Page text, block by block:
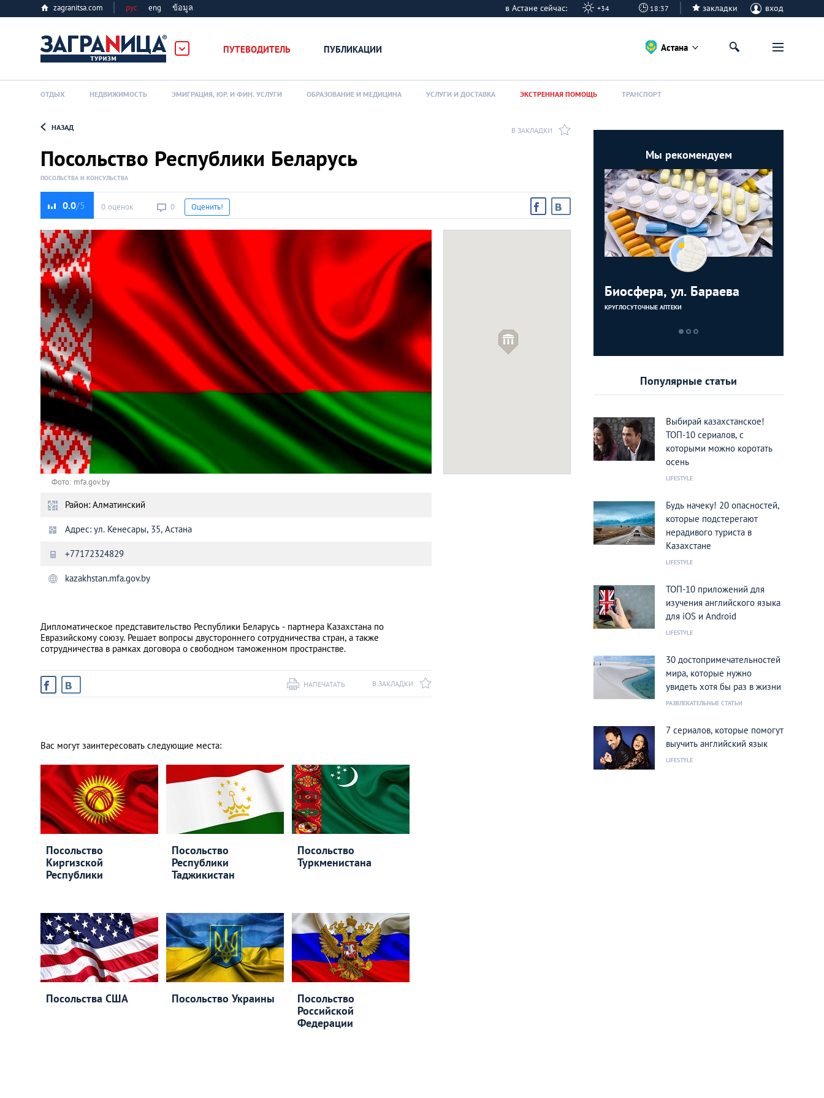
zagranitsa.com рус eng ข้อมูล в Астане сейчас: +34 18:37 закладки вход
ПУТЕВОДИТЕЛЬ ПУБЛИКАЦИИ
Алматы
Астана
Афины
Киев
Лондон
Лос-Анджелес
Москва
Пхукет
Санкт-Петербург
Loading...
Астана
ОТДЫХ НЕДВИЖИМОСТЬ ЭМИГРАЦИЯ, ЮР. И ФИН. УСЛУГИ ОБРАЗОВАНИЕ И МЕДИЦИНА УСЛУГИ И ДОСТАВКА ЭКСТРЕННАЯ ПОМОЩЬ ТРАНСПОРТ
НАЗАД В ЗАКЛАДКИ
Посольство Республики Беларусь
ПОСОЛЬСТВА И КОНСУЛЬСТВА
0.0 0 оценок 0 Оценить!
Фото: mfa.gov.by
Район: Алматинский
Адрес: ул. Кенесары, 35, Астана
+77172324829
kazakhstan.mfa.gov.by
Дипломатическое представительство Республики Беларусь - партнера Казахстана по
Евразийскому союзу. Решает вопросы двустороннего сотрудничества стран, а также
сотрудничества в рамках договора о свободном таможенном пространстве.
В ЗАКЛАДКИ
НАПЕЧАТАТЬ
Вас могут заинтересовать следующие места:
Посольство
Киргизской
Республики
Посольство
Республики
Таджикистан
Посольство
Туркменистана
Посольства США Посольство Украины
Посольство
Российской
Федерации
Мы рекомендуем
Биосфера, ул. Бараева
КРУГЛОСУТОЧНЫЕ АПТЕКИ
Популярные статьи
Выбирай казахстанское!
ТОП-10 сериалов, с
которыми можно коротать
осень
LIFESTYLE
Будь начеку! 20 опасностей,
которые подстерегают
нерадивого туриста в
Казахстане
LIFESTYLE
ТОП-10 приложений для
изучения английского языка
для iOS и Android
LIFESTYLE
30 достопримечательностей
мира, которые нужно
увидеть хотя бы раз в жизни
РАЗВЛЕКАТЕЛЬНЫЕ СТАТЬИ
7 сериалов, которые помогут
выучить английский язык
LIFESTYLE